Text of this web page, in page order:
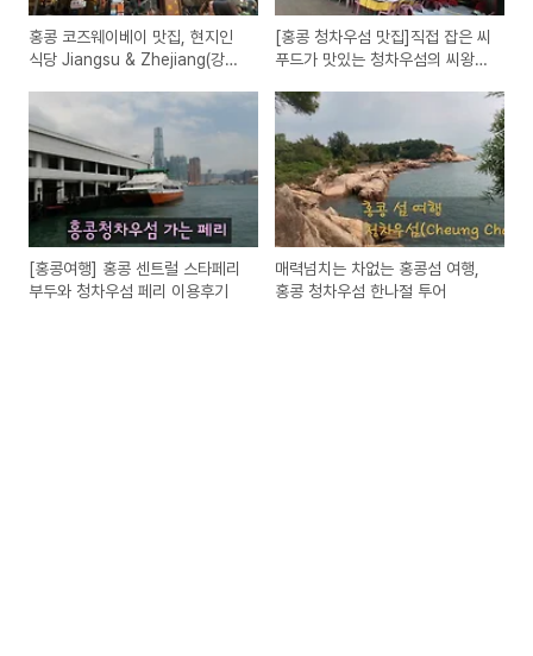
홍콩 코즈웨이베이 맛집, 현지인
식당 Jiangsu & Zhejiang(강남
[홍콩 청차우섬 맛집]직접 잡은 씨
푸드가 맛있는 청차우섬의 씨왕
[홍콩여행] 홍콩 센트럴 스타페리
부두와 청차우섬 페리 이용후기
매력넘치는 차없는 홍콩섬 여행,
홍콩 청차우섬 한나절 투어